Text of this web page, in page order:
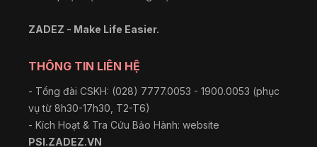
ZADEZ - Make Life Easier.
THÔNG TIN LIÊN HỆ
- Tổng đài CSKH: (028) 7777.0053 - 1900.0053 (phục
vụ từ 8h30-17h30, T2-T6)
- Kích Hoạt & Tra Cứu Bảo Hành: website
PSI.ZADEZ.VN